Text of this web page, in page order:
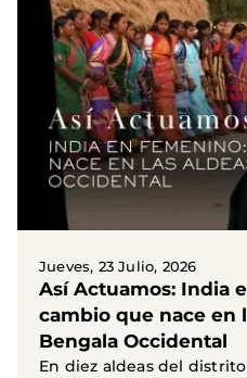
Jueves, 23 Julio, 2026
Así Actuamos: India
cambio que nace en
Bengala Occidental
En diez aldeas del